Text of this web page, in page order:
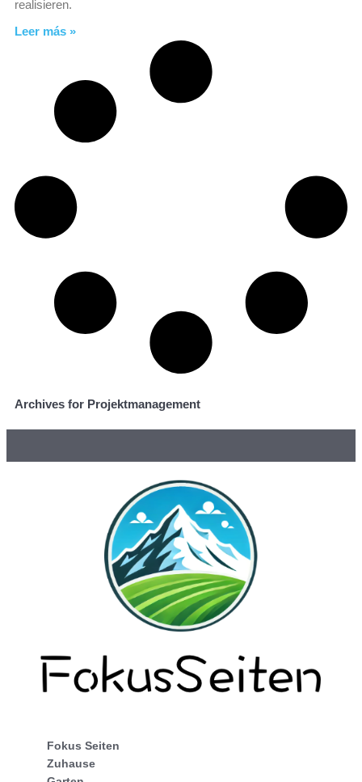
realisieren.
Leer más »
Archives for Projektmanagement
Fokus Seiten
Zuhause